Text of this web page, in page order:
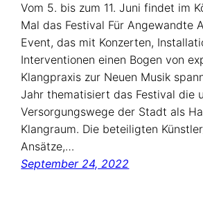
Vom 5. bis zum 11. Juni findet im
Mal das Festival Für Angewandte
Event, das mit Konzerten,
Interventionen einen Bogen von
Klangpraxis zur Neuen Musik
Jahr thematisiert das Festival die
Versorgungswege der Stadt als
Klangraum. Die beteiligten
Ansätze,…
September 24, 2022